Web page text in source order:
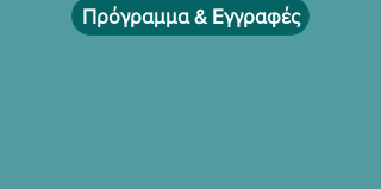
Πρόγραμμα & Εγγραφές